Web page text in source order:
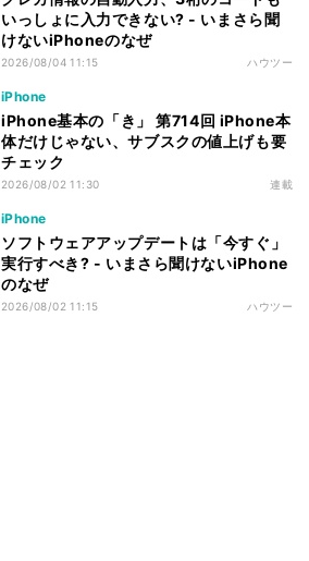
いっしょに入力できない? - いまさら聞
けないiPhoneのなぜ
2026/08/04 11:15 ハウツー
iPhone
iPhone基本の「き」 第714回 iPhone本
体だけじゃない、サブスクの値上げも要
チェック
2026/08/02 11:30 連載
iPhone
ソフトウェアアップデートは「今すぐ」
実行すべき? - いまさら聞けないiPhone
のなぜ
2026/08/02 11:15 ハウツー